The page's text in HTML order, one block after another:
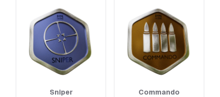
Sniper Commando